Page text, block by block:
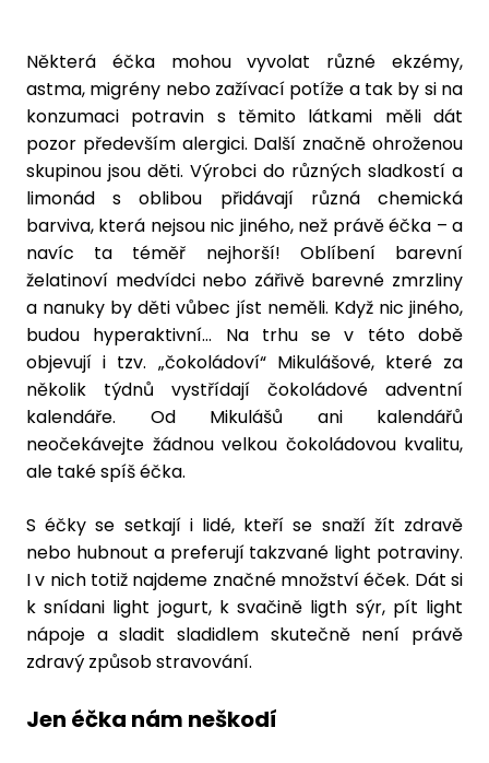
Některá éčka mohou vyvolat různé ekzémy,
astma, migrény nebo zažívací potíže a tak by si na
konzumaci potravin s těmito látkami měli dát
pozor především alergici. Další značně ohroženou
skupinou jsou děti. Výrobci do různých sladkostí a
limonád s oblibou přidávají různá chemická
barviva, která nejsou nic jiného, než právě éčka – a
navíc ta téměř nejhorší! Oblíbení barevní
želatinoví medvídci nebo zářivě barevné zmrzliny
a nanuky by děti vůbec jíst neměli. Když nic jiného,
budou hyperaktivní… Na trhu se v této době
objevují i tzv. „čokoládoví“ Mikulášové, které za
několik týdnů vystřídají čokoládové adventní
kalendáře. Od Mikulášů ani kalendářů
neočekávejte žádnou velkou čokoládovou kvalitu,
ale také spíš éčka.
S éčky se setkají i lidé, kteří se snaží žít zdravě
nebo hubnout a preferují takzvané light potraviny.
I v nich totiž najdeme značné množství éček. Dát si
k snídani light jogurt, k svačině ligth sýr, pít light
nápoje a sladit sladidlem skutečně není právě
zdravý způsob stravování.
Jen éčka nám neškodí